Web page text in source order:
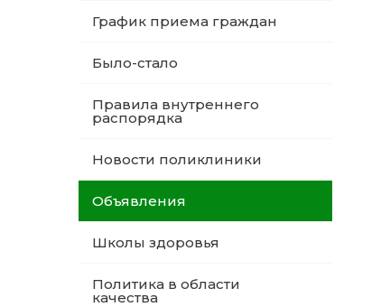
График приема граждан
Было-стало
Правила внутреннего
распорядка
Новости поликлиники
Объявления
Школы здоровья
Политика в области
качества